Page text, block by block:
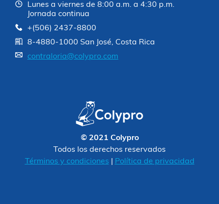
Lunes a viernes de 8:00 a.m. a 4:30 p.m.
Jornada continua
+(506) 2437-8800
8-4880-1000 San José, Costa Rica
contraloria@colypro.com
© 2021 Colypro
Todos los derechos reservados
Términos y condiciones
Política de privacidad